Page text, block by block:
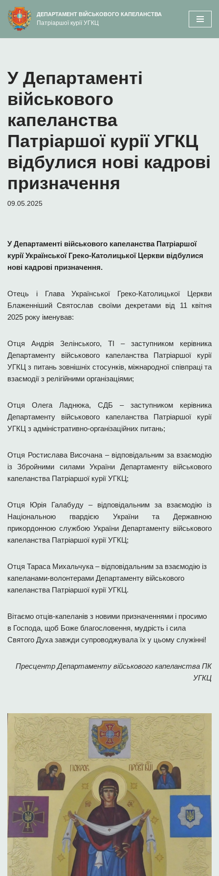
вмісту
Перейти
до
ДЕПАРТАМЕНТ ВІЙСЬКОВОГО КАПЕЛАНСТВА
Патріаршої курії УГКЦ
У Департаменті
військового
капеланства
Патріаршої курії УГКЦ
відбулися нові кадрові
призначення
09.05.2025
У Департаменті військового капеланства Патріаршої
курії Української Греко-Католицької Церкви відбулися
нові кадрові призначення.
Отець і Глава Української Греко-Католицької Церкви
Блаженніший Святослав своїми декретами від 11 квітня
2025 року іменував:
Отця Андрія Зелінського, ТІ – заступником керівника
Департаменту військового капеланства Патріаршої курії
УГКЦ з питань зовнішніх стосунків, міжнародної співпраці та
взаємодії з релігійними організаціями;
Отця Олега Ладнюка, СДБ – заступником керівника
Департаменту військового капеланства Патріаршої курії
УГКЦ з адміністративно-організаційних питань;
Отця Ростислава Височана – відповідальним за взаємодію
із Збройними силами України Департаменту військового
капеланства Патріаршої курії УГКЦ;
Отця Юрія Галабуду – відповідальним за взаємодію із
Національною гвардією України та Державною
прикордонною службою України Департаменту військового
капеланства Патріаршої курії УГКЦ;
Отця Тараса Михальчука – відповідальним за взаємодію із
капеланами-волонтерами Департаменту військового
капеланства Патріаршої курії УГКЦ.
Вітаємо отців-капеланів з новими призначеннями і просимо
в Господа, щоб Боже благословення, мудрість і сила
Святого Духа завжди супроводжувала їх у цьому служінні!
Пресцентр Департаменту військового капеланства ПК
УГКЦ